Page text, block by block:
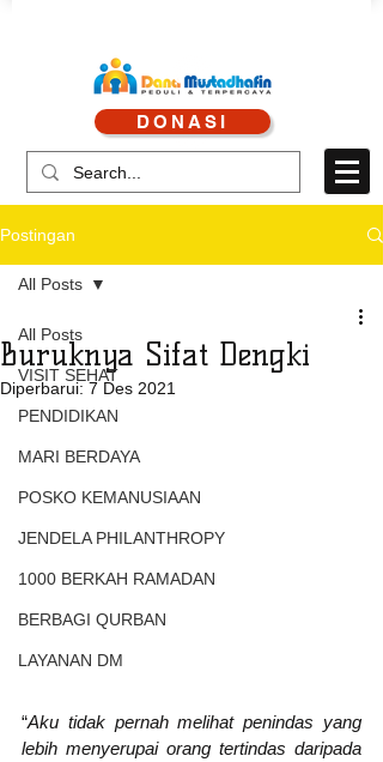
CALL CENTRE : 0878
CALL LAYANAN : 0813
DONASI
Postingan
All Posts
VISIT SEHAT
PENDIDIKAN
MARI BERDAYA
POSKO KEMANUSIAAN
JENDELA PHILANTHROPY
1000 BERKAH RAMADAN
BERBAGI QURBAN
LAYANAN DM
All Posts
Buruknya Sifat Dengki
Diperbarui: 7 Des 2021
“Aku tidak pernah melihat penindas yang
lebih menyerupai orang tertindas daripada